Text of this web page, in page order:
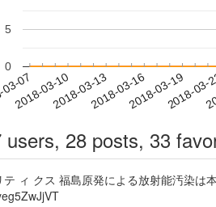
07
2018-03-102018-03-132018-03-162018-03-19
2018-
0
5
users, 28 posts, 33
テ ィ クス 福島原発による放射能汚染